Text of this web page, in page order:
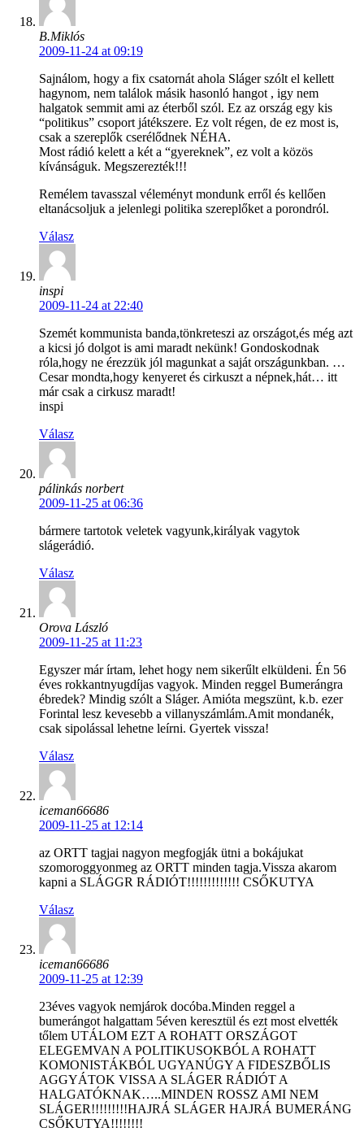
B.Miklós
2009-11-24 at 09:19
Sajnálom, hogy a fix csatornát ahola Sláger szólt el kellett
hagynom, nem találok másik hasonló hangot , igy nem
halgatok semmit ami az éterből szól. Ez az ország egy kis
“politikus” csoport játékszere. Ez volt régen, de ez most is,
csak a szereplők cserélődnek NÉHA.
Most rádió kelett a két a “gyereknek”, ez volt a közös
kívánságuk. Megszerezték!!!
Remélem tavasszal véleményt mondunk erről és kellően
eltanácsoljuk a jelenlegi politika szereplőket a porondról.
Válasz
inspi
2009-11-24 at 22:40
Szemét kommunista banda,tönkreteszi az országot,és még azt
a kicsi jó dolgot is ami maradt nekünk! Gondoskodnak
róla,hogy ne érezzük jól magunkat a saját országunkban. …
Cesar mondta,hogy kenyeret és cirkuszt a népnek,hát… itt
már csak a cirkusz maradt!
inspi
Válasz
pálinkás norbert
2009-11-25 at 06:36
bármere tartotok veletek vagyunk,királyak vagytok
slágerádió.
Válasz
Orova László
2009-11-25 at 11:23
Egyszer már írtam, lehet hogy nem sikerűlt elküldeni. Én 56
éves rokkantnyugdíjas vagyok. Minden reggel Bumerángra
ébredek? Mindig szólt a Sláger. Amióta megszünt, k.b. ezer
Forintal lesz kevesebb a villanyszámlám.Amit mondanék,
csak sipolással lehetne leírni. Gyertek vissza!
Válasz
iceman66686
2009-11-25 at 12:14
az ORTT tagjai nagyon megfogják ütni a bokájukat
szomoroggyonmeg az ORTT minden tagja.Vissza akarom
kapni a SLÁGGR RÁDIÓT!!!!!!!!!!!!! CSŐKUTYA
Válasz
iceman66686
2009-11-25 at 12:39
23éves vagyok nemjárok docóba.Minden reggel a
bumerángot halgattam 5éven keresztül és ezt most elvették
tőlem UTÁLOM EZT A ROHATT ORSZÁGOT
ELEGEMVAN A POLITIKUSOKBÓL A ROHATT
KOMONISTÁKBÓL UGYANÚGY A FIDESZBŐLIS
AGGYÁTOK VISSA A SLÁGER RÁDIÓT A
HALGATÓKNAK…..MINDEN ROSSZ AMI NEM
SLÁGER!!!!!!!!!HAJRÁ SLÁGER HAJRÁ BUMERÁNG
CSŐKUTYA!!!!!!!!